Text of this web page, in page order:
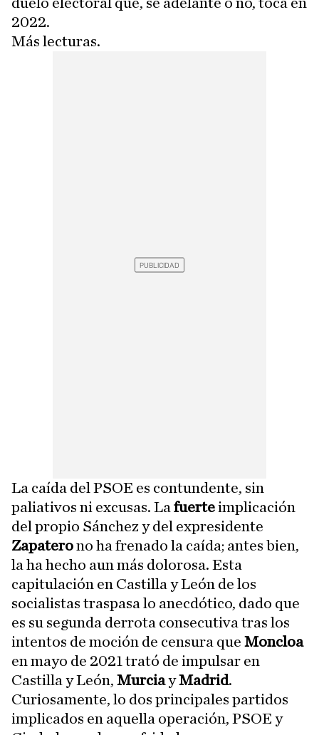
2022.
Más lecturas.
La caída del PSOE es contundente, sin
paliativos ni excusas. La fuerteimplicación
del propio Sánchez y del expresidente
Zapaterono ha frenado la caída; antes bien,
la ha hecho aun más dolorosa. Esta
capitulación en Castilla y León de los
socialistas traspasa lo anecdótico, dado que
es su segunda derrota consecutiva tras los
intentos de moción de censura que Moncloa
en mayo de 2021 trató de impulsar en
Castilla y León, MurciayMadrid.
Curiosamente, lo dos principales partidos
implicados en aquella operación, PSOE y